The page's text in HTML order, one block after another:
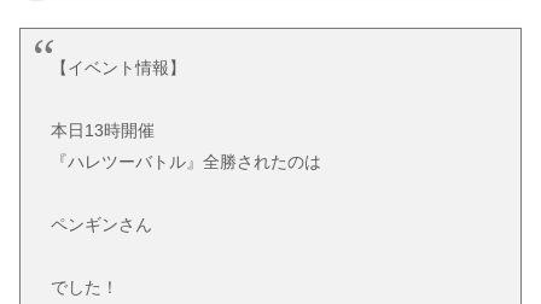
【イベント情報】
本日13時開催
『ハレツーバトル』全勝されたのは
ペンギンさん
でした！